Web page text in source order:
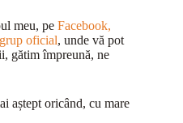
meu, pe Facebook,
oficial, unde vă pot
gătim împreună, ne
aștept oricând, cu mare